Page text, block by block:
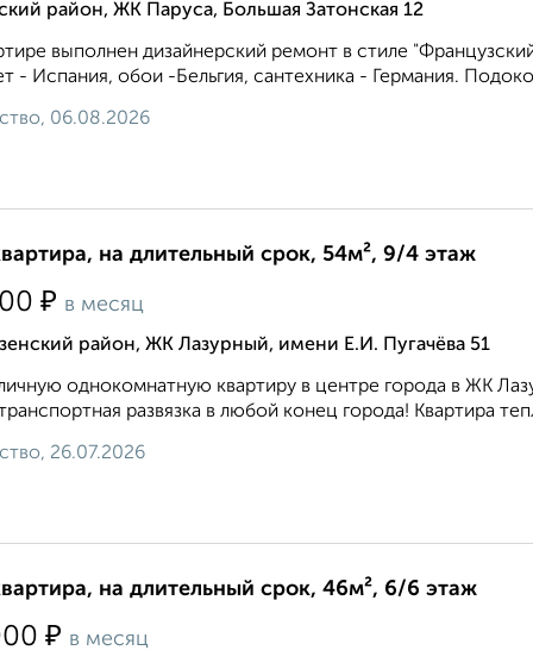
район, ЖК Паруса, Большая Затонская 12
выполнен дизайнерский ремонт в стиле
- Испания, обои -Бельгия, сантехника - Германия.
06.08.2026
на длительный срок, 54м², 9/4 этаж
₽ в месяц
район, ЖК Лазурный, имени Е.И. Пугачёва 51
однокомнатную квартиру в центре города в ЖК
развязка в любой конец города! Квартира
26.07.2026
на длительный срок, 46м², 6/6 этаж
₽ в месяц